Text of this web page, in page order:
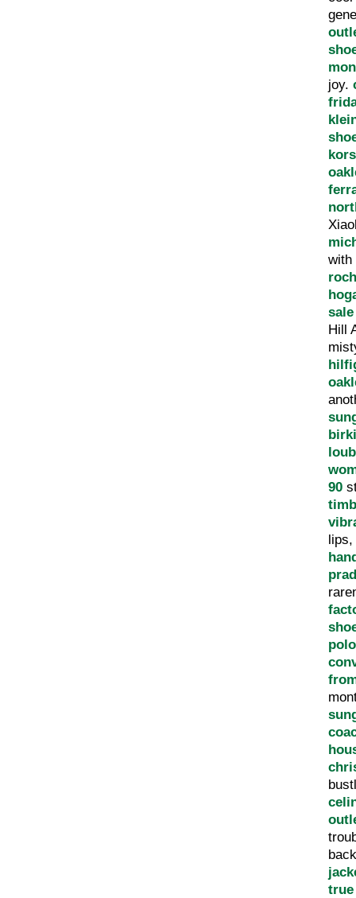
joy.
with
sale
Hill
90
lips,